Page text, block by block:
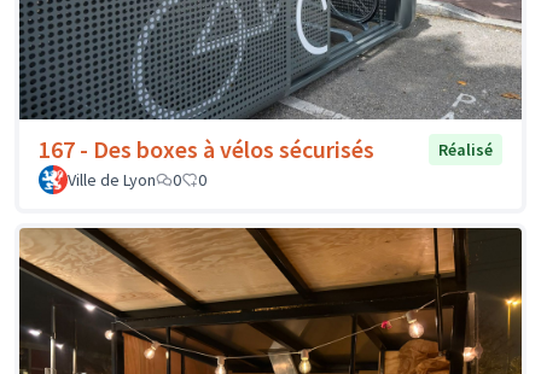
167 - Des boxes à vélos sécurisés
Réalisé
Ville de Lyon
0 0